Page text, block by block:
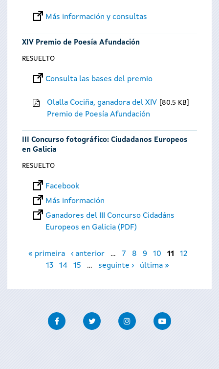
Más información y consultas
XIV Premio de Poesía Afundación
RESUELTO
Consulta las bases del premio
Olalla Cociña, ganadora del XIV
Premio de Poesía Afundación
80.5 KB
III Concurso fotográfico: Ciudadanos Europeos
en Galicia
RESUELTO
Facebook
Más información
Ganadores del III Concurso Cidadáns
Europeos en Galicia (PDF)
Páginas
« primeira ‹ anterior … 7 8 9 10 11
12
13
14 15 … seguinte › última »
FacebookTwitter InstagramYoutube